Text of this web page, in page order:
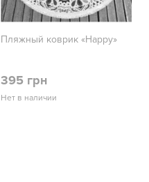
Пляжный коврик «Happy»
395 грн
Нет в наличии